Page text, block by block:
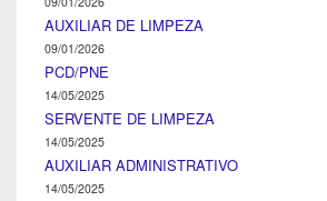
AUXILIAR DE LIMPEZA
09/01/2026
PCD/PNE
14/05/2025
SERVENTE DE LIMPEZA
14/05/2025
AUXILIAR ADMINISTRATIVO
14/05/2025